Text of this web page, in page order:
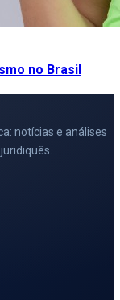
no Brasil
notícias e análises